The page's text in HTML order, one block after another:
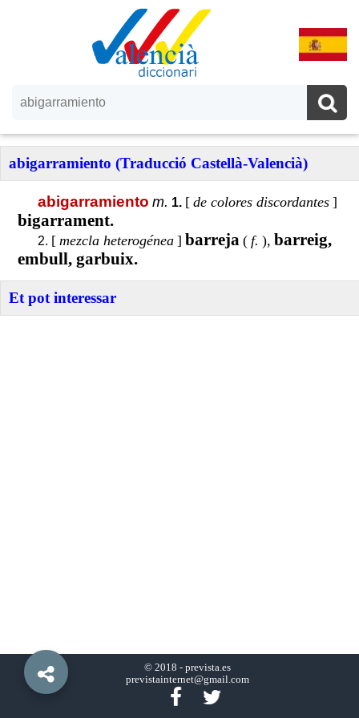
abigarramiento (Traducció Castellà-Valencià)
abigarramiento m. 1. [ de colores discordantes ]
bigarrament.
2. [ mezcla heterogénea ] barreja ( f. ), barreig,
embull, garbuix.
Et pot interessar
© 2018 - prevista.es
previstainternet@gmail.com